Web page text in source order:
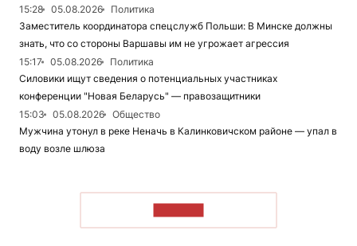
15:28
05.08.2026
Политика
Заместитель координатора спецслужб Польши: В Минске должны
знать, что со стороны Варшавы им не угрожает агрессия
15:17
05.08.2026
Политика
Силовики ищут сведения о потенциальных участниках
конференции "Новая Беларусь" — правозащитники
15:03
05.08.2026
Общество
Мужчина утонул в реке Неначь в Калинковичском районе — упал в
воду возле шлюза